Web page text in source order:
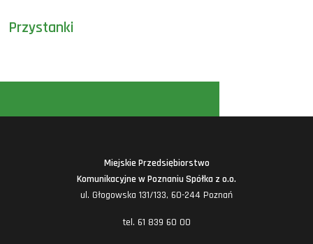
Przystanki
Miejskie Przedsiębiorstwo
Komunikacyjne w Poznaniu Spółka z o.o.
ul. Głogowska 131/133, 60-244 Poznań
tel. 61 839 60 00